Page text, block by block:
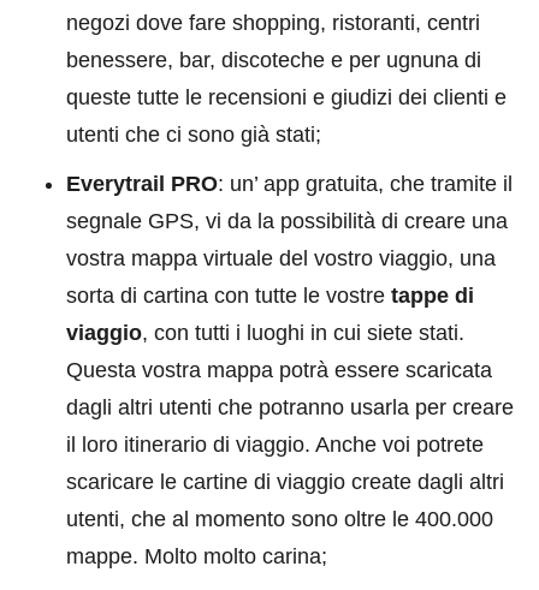
negozi dove fare shopping, ristoranti, centri
benessere, bar, discoteche e per ugnuna di
queste tutte le recensioni e giudizi dei clienti e
utenti che ci sono già stati;
Everytrail PRO: un’ app gratuita, che tramite il
segnale GPS, vi da la possibilità di creare una
vostra mappa virtuale del vostro viaggio, una
sorta di cartina con tutte le vostre tappe di
viaggio, con tutti i luoghi in cui siete stati.
Questa vostra mappa potrà essere scaricata
dagli altri utenti che potranno usarla per creare
il loro itinerario di viaggio. Anche voi potrete
scaricare le cartine di viaggio create dagli altri
utenti, che al momento sono oltre le 400.000
mappe. Molto molto carina;